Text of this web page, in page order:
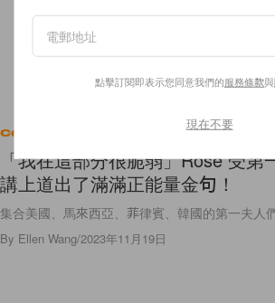
Celebrities
「我在這部分很脆弱」Rosé 受
講上道出了滿滿正能量金句！
集合美國、馬來西亞、菲律賓、韓國的第一夫人
By Ellen Wang/2023年11月19日
點擊訂閱即表示您同意我們的服務條款與
現在不要